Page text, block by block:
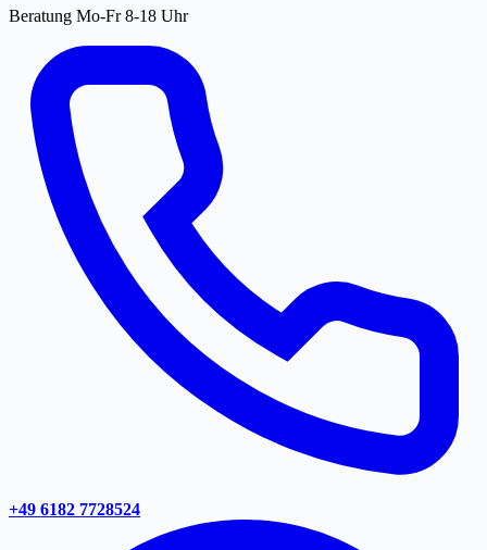
Beratung Mo-Fr 8-18 Uhr
+49 6182 7728524